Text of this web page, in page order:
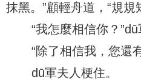
抹黑。”顧輕舟道，“規規
“我怎麼相信你？”dū
“除了相信我，您還
dū軍夫人梗住。